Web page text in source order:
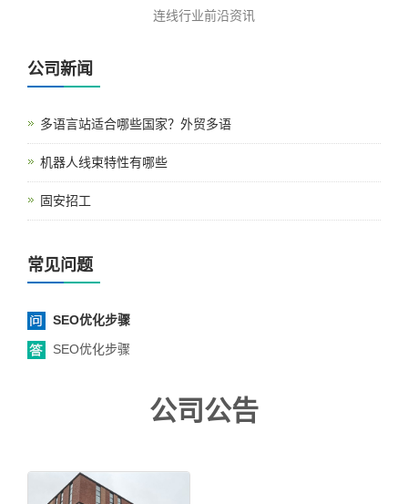
连线行业前沿资讯
公司新闻
多语言站适合哪些国家？外贸多语
机器人线束特性有哪些
固安招工
常见问题
SEO优化步骤
SEO优化步骤
公司公告